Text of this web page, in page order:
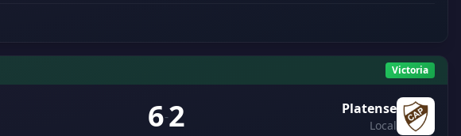
Victoria
6-2 Platense
Local